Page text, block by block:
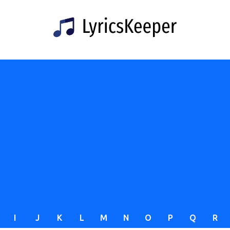
I J K L M N O P Q R